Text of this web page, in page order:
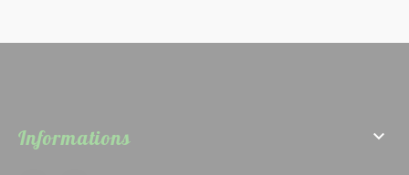
Informations 